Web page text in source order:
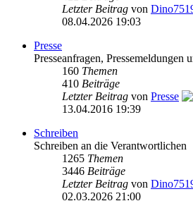
Letzter Beitrag von
08.04.2026 19:03
Presse
Presseanfragen,
160 Themen
410 Beiträge
Letzter Beitrag von Presse
13.04.2016 19:39
Schreiben
Schreiben an die Verantwortlichen
1265 Themen
3446 Beiträge
Letzter Beitrag von
02.03.2026 21:00